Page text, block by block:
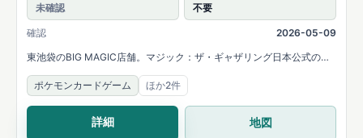
未確認
不要
確認
2026-05-09
東池袋のBIG MAGIC店舗。マジック：ザ・ギャザリング日本公式の店
舗イベント情報でFNMなどの開催が確認でき、ポケモンカードジム店
舗としても掲載されています。
ポケモンカードゲーム ほか2件
詳細 地図